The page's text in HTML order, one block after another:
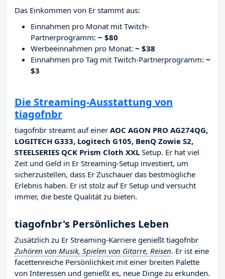
Das Einkommen von Er stammt aus:
Einnahmen pro Monat mit Twitch-
Partnerprogramm: ~ $80
Werbeeinnahmen pro Monat: ~ $38
Einnahmen pro Tag mit Twitch-Partnerprogramm: ~
$3
Die Streaming-Ausstattung von
tiagofnbr
tiagofnbr streamt auf einer AOC AGON PRO AG274QG,
LOGITECH G333, Logitech G105, BenQ Zowie S2,
STEELSERIES QCK Prism Cloth XXL Setup. Er hat viel
Zeit und Geld in Er Streaming-Setup investiert, um
sicherzustellen, dass Er Zuschauer das bestmögliche
Erlebnis haben. Er ist stolz auf Er Setup und versucht
immer, die beste Qualität zu bieten.
tiagofnbr's Persönliches Leben
Zusätzlich zu Er Streaming-Karriere genießt tiagofnbr
Zuhören von Musik, Spielen von Gitarre, Reisen. Er ist eine
facettenreiche Persönlichkeit mit einer breiten Palette
von Interessen und genießt es, neue Dinge zu erkunden.